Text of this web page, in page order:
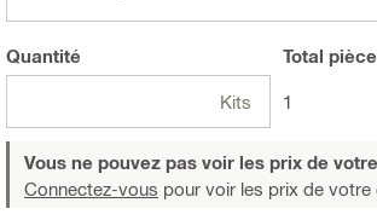
Quantité
Kits
Total
1
Vous ne pouvez pas voir les prix de
Connectez-vous pour voir les prix de votre